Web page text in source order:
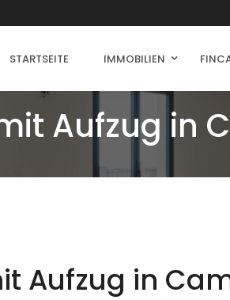
STARTSEITE IMMOBILIEN
Aufzug in
Aufzug in